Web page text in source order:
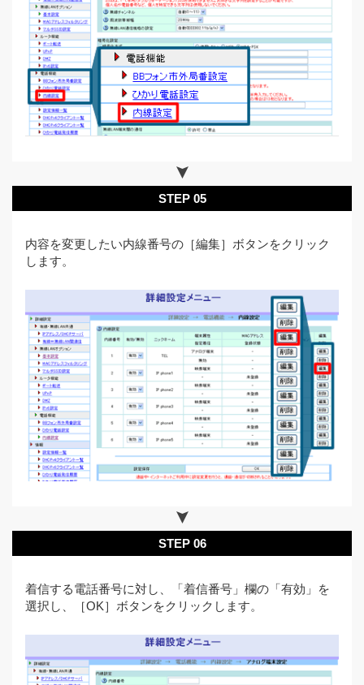
STEP 05
内容を変更したい内線番号の［編集］ボタンをクリック
します。
STEP 06
着信する電話番号に対し、「着信番号」欄の「有効」を
選択し、［OK］ボタンをクリックします。